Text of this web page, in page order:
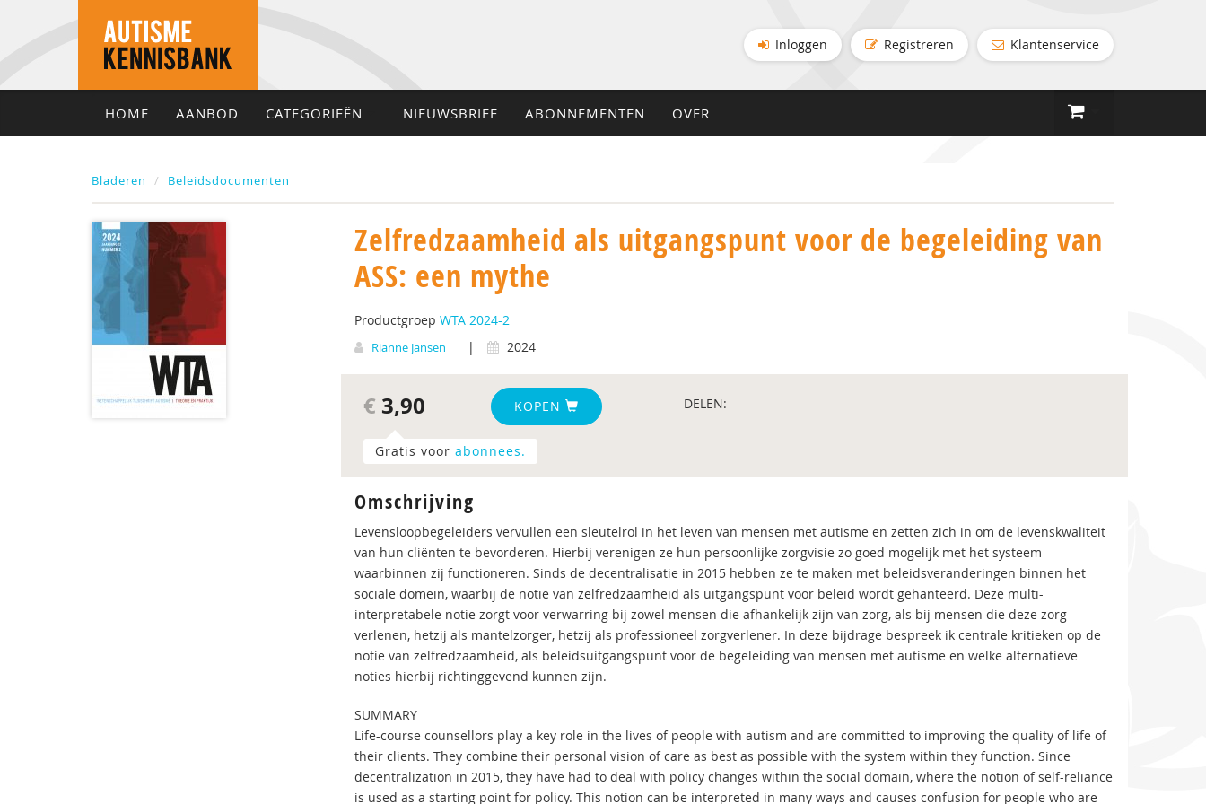
Inloggen Registreren Klantenservice
HOME AANBOD CATEGORIEËN NIEUWSBRIEF ABONNEMENTEN OVER
Bladeren Beleidsdocumenten
Zelfredzaamheid als uitgangspunt voor de begeleiding van
ASS: een mythe
Productgroep WTA 2024-2
Rianne Jansen | 2024
€ 3,90 KOPEN DELEN:
Gratis voor abonnees.
Omschrijving
Levensloopbegeleiders vervullen een sleutelrol in het leven van mensen met autisme en zetten zich in om de levenskwaliteit
van hun cliënten te bevorderen. Hierbij verenigen ze hun persoonlijke zorgvisie zo goed mogelijk met het systeem
waarbinnen zij functioneren. Sinds de decentralisatie in 2015 hebben ze te maken met beleidsveranderingen binnen het
sociale domein, waarbij de notie van zelfredzaamheid als uitgangspunt voor beleid wordt gehanteerd. Deze multi-
interpretabele notie zorgt voor verwarring bij zowel mensen die afhankelijk zijn van zorg, als bij mensen die deze zorg
verlenen, hetzij als mantelzorger, hetzij als professioneel zorgverlener. In deze bijdrage bespreek ik centrale kritieken op de
notie van zelfredzaamheid, als beleidsuitgangspunt voor de begeleiding van mensen met autisme en welke alternatieve
noties hierbij richtinggevend kunnen zijn.
SUMMARY
Life-course counsellors play a key role in the lives of people with autism and are committed to improving the quality of life of
their clients. They combine their personal vision of care as best as possible with the system within they function. Since
decentralization in 2015, they have had to deal with policy changes within the social domain, where the notion of self-reliance
is used as a starting point for policy. This notion can be interpreted in many ways and causes confusion for people who are